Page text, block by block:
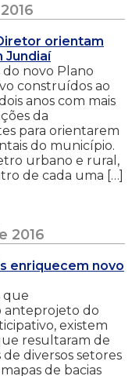
orientam
Jundiaí
do novo Plano
construídos ao
anos com mais
da
para orientarem
do município.
urbano e rural,
de cada uma […]
2016
enriquecem novo
que
anteprojeto do
existem
resultaram de
diversos setores
de bacias